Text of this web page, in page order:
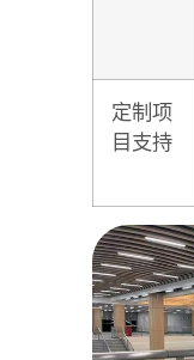
定制项
目支持